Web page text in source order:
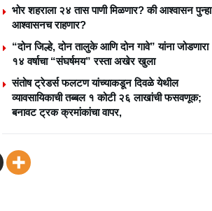
भोर शहराला २४ तास पाणी मिळणार? की आश्वासन पुन्हा
आश्वासनच राहणार?
“दोन जिल्हे, दोन तालुके आणि दोन गावे” यांना जोडणारा
१४ वर्षाचा “संघर्षमय” रस्ता अखेर खुला
संतोष ट्रेडर्स फलटण यांच्याकडून दिवळे येथील
व्यावसायिकाची तब्बल १ कोटी २६ लाखांची फसवणूक;
बनावट ट्रक क्रमांकांचा वापर,